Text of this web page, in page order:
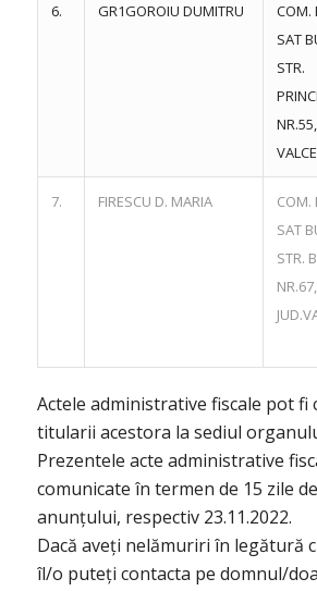
6. GR1GOROIU DUMITRU
COM.
SAT
STR.
7. FIRESCU D. MARIA
COM.
SAT
STR.
NR.67,
Actele administrative fiscale pot fi
titularii acestora la sediul
Prezentele acte administrative
comunicate în termen de 15 zile
anunțului, respectiv 23.11.2022.
Dacă aveți nelămuriri în legătură
îl/o puteți contacta pe domnul/